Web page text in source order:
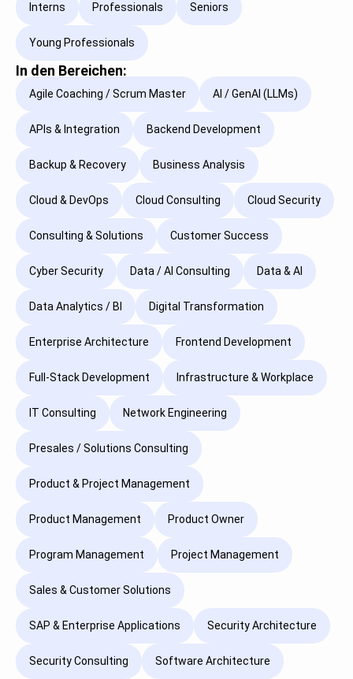
Interns Professionals Seniors
Young Professionals
In den Bereichen:
Agile Coaching / Scrum Master AI / GenAI (LLMs)
APIs & Integration Backend Development
Backup & Recovery Business Analysis
Cloud & DevOps Cloud Consulting Cloud Security
Consulting & Solutions Customer Success
Cyber Security Data / AI Consulting Data & AI
Data Analytics / BI Digital Transformation
Enterprise Architecture Frontend Development
Full-Stack Development Infrastructure & Workplace
IT Consulting Network Engineering
Presales / Solutions Consulting
Product & Project Management
Product Management Product Owner
Program Management Project Management
Sales & Customer Solutions
SAP & Enterprise Applications Security Architecture
Security Consulting Software Architecture